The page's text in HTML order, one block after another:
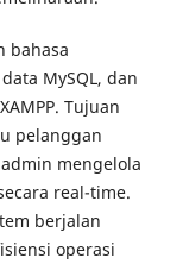
bahasa
MySQL, dan
Tujuan
pelanggan
mengelola
real-time.
berjalan
operasi